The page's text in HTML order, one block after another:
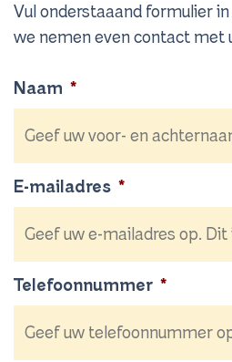
Vul onderstaaand formulier
we nemen even contact met
Naam *
E-mailadres *
Telefoonnummer *